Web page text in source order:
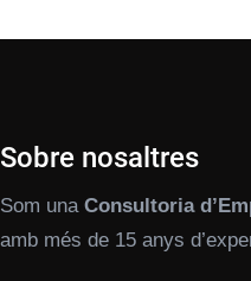
Sobre nosaltres
Som una Consultoria
amb més de 15 anys